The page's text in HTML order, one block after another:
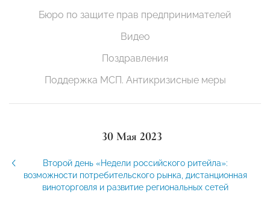
Бюро по защите прав предпринимателей
Видео
Поздравления
Поддержка МСП. Антикризисные меры
30 Мая 2023
Второй день «Недели российского ритейла»:
возможности потребительского рынка, дистанционная
виноторговля и развитие региональных сетей